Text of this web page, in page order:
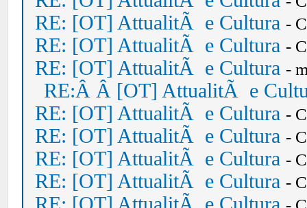
RE: [OT] AttualitÃ e Cultura -
RE: [OT] AttualitÃ e Cultura -
RE: [OT] AttualitÃ e Cultura -
RE:Â Â [OT] AttualitÃ e
RE: [OT] AttualitÃ e Cultura -
RE: [OT] AttualitÃ e Cultura -
RE: [OT] AttualitÃ e Cultura -
RE: [OT] AttualitÃ e Cultura -